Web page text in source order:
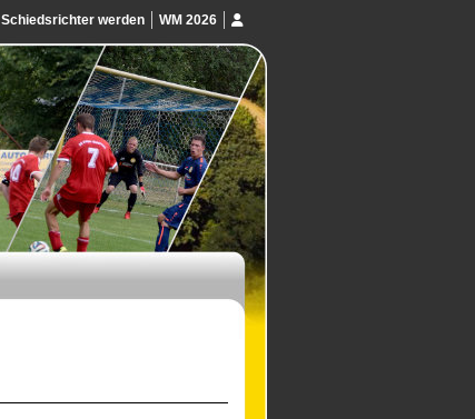
Schiedsrichter werden WM 2026